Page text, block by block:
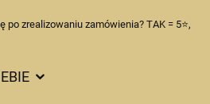
po zrealizowaniu zamówienia? TAK = 5⭐,